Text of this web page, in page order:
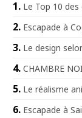
Le Top 10
Escapade à
Le design
CHAMBRE
Le réalisme
Escapade à